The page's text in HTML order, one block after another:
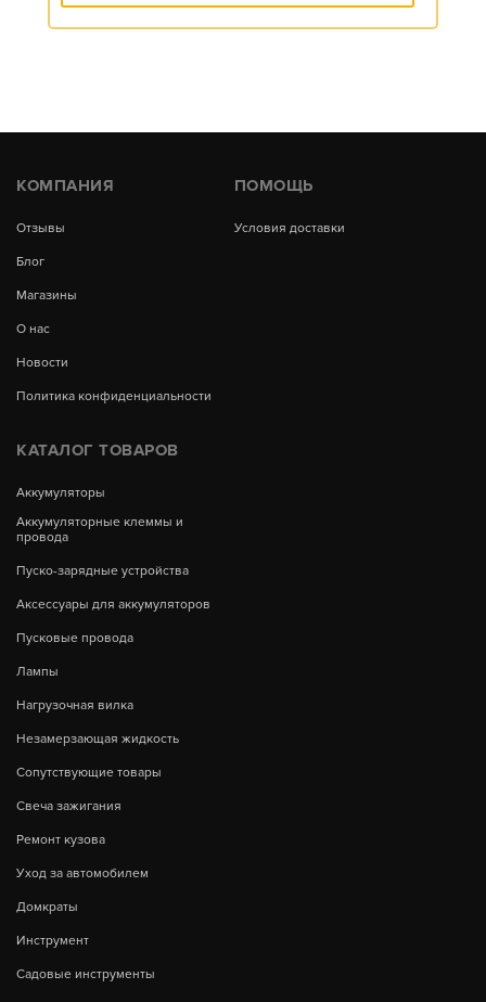
КОМПАНИЯ
Отзывы
Блог
Магазины
О нас
Новости
Политика конфиденциальности
ПОМОЩЬ
Условия доставки
КАТАЛОГ ТОВАРОВ
Аккумуляторы
Аккумуляторные клеммы и
провода
Пуско-зарядные устройства
Аксессуары для аккумуляторов
Пусковые провода
Лампы
Нагрузочная вилка
Незамерзающая жидкость
Сопутствующие товары
Свеча зажигания
Ремонт кузова
Уход за автомобилем
Домкраты
Инструмент
Садовые инструменты